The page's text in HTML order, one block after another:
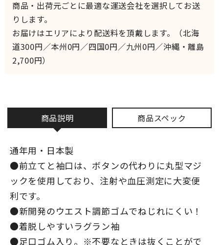
商品説明 商品スペック
通年用・日本製
●前立てと袖口は、ボタンの代わりに丸型マジ
ックを使用しており、注射や血圧測定に大変便
利です。
●新開発のウエスト調節ゴムでねじれにくい！
●着脱しやすいラグラン袖
●足口ゴム入り。※不要なときは抜くことがで
商品・出荷元ごとに最適な運送会社を選択してお送
りします。
お届けはエリアにより配送料を頂戴します。（北海
道300円／本州0円／四国0円／九州0円／沖縄・離島
2,700円）